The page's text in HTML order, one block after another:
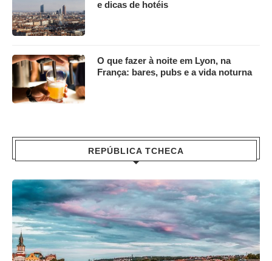
e dicas de hotéis
O que fazer à noite em Lyon, na
França: bares, pubs e a vida noturna
REPÚBLICA TCHECA